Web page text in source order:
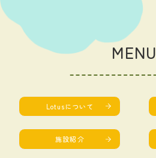
MENU
Lotusについて
施設紹介